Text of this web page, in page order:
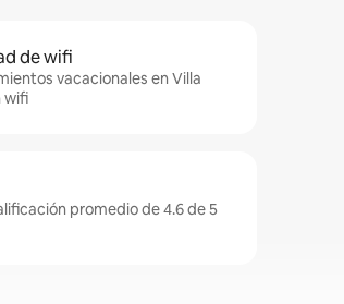
de wifi
vacacionales en Villa
wifi
promedio de 4.6 de 5